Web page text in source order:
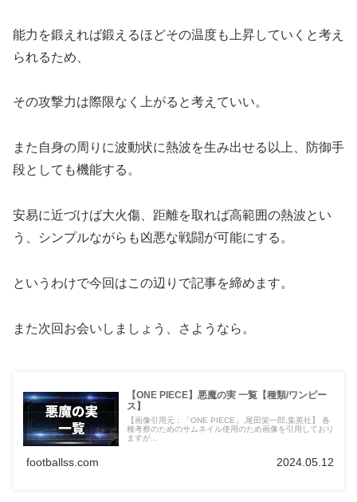
能力を鍛えれば鍛えるほどその温度も上昇していくと考え
られるため、
その攻撃力は際限なく上がると考えていい。
また自身の周りに波動状に熱波を生み出せる以上、防御手
段としても機能する。
安易に近づけば大火傷、距離を取れば高範囲の熱波とい
う、シンプルながらも凶悪な戦闘が可能にする。
というわけで今回はこの辺りで記事を締めます。
また次回お会いしましょう、さようなら。
【ONE PIECE】悪魔の実 一覧【種類/ワンピー
ス】
【画像引用元：「ONE PIECE」,尾田栄一郎,集英社】 各
種考察のためのサムネイル使用のため画像を引用しており
ますが...
footballss.com 2024.05.12